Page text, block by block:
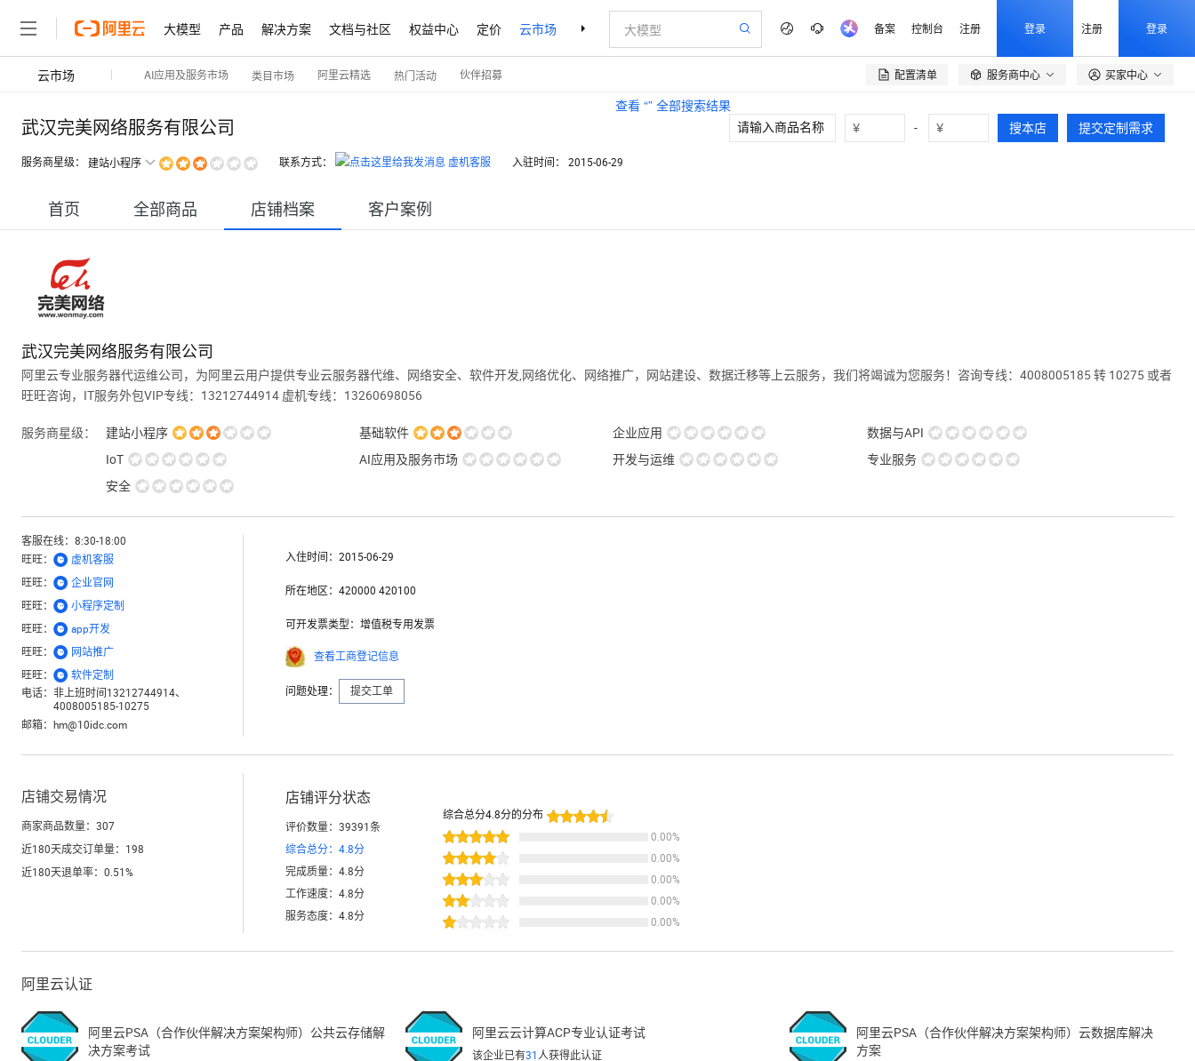
大模型 产品 解决方案 文档与社区 权益中心 定价 云市场 合作伙伴 支持与服务 了解阿里云
查看 “” 全部搜索结果
备案 控制台 注册 登录 注册 登录
云市场 AI应用及服务市场 类目市场 阿里云精选 热门活动 伙伴招募 配置清单  服务商中心 买家中心
武汉完美网络服务有限公司
服务商星级： 建站小程序 联系方式： 虚机客服 入驻时间： 2015-06-29
¥ - ¥ 搜本店 提交定制需求
首页 全部商品 店铺档案 客户案例
武汉完美网络服务有限公司
阿里云专业服务器代运维公司，为阿里云用户提供专业云服务器代维、网络安全、软件开发,网络优化、网络推广，网站建设、数据迁移等上云服务，我们将竭诚为您服务！咨询专线：4008005185 转 10275 或者
旺旺咨询，IT服务外包VIP专线：13212744914 虚机专线：13260698056
服务商星级： 建站小程序 基础软件 企业应用
数据与API
IoT
AI应用及服务市场 开发与运维
专业服务
安全
客服在线： 8:30-18:00
旺旺：  虚机客服
旺旺：  企业官网
旺旺：  小程序定制
旺旺：  app开发
旺旺：  网站推广
旺旺：  软件定制
电话： 非上班时间13212744914、
4008005185-10275
邮箱： hm@10idc.com
入住时间： 2015-06-29
所在地区： 420000 420100
可开发票类型： 增值税专用发票
查看工商登记信息
问题处理： 提交工单
店铺交易情况
商家商品数量： 307
近180天成交订单量： 198
近180天退单率： 0.51%
店铺评分状态
评价数量： 39391条
综合总分： 4.8分
完成质量： 4.8分
工作速度： 4.8分
服务态度： 4.8分
综合总分4.8分的分布
0.00%
0.00%
0.00%
0.00%
0.00%
阿里云认证
阿里云PSA（合作伙伴解决方案架构师）公共云存储解
决方案考试
阿里云云计算ACP专业认证考试
该企业已有31 人获得此认证
阿里云PSA（合作伙伴解决方案架构师）云数据库解决
方案